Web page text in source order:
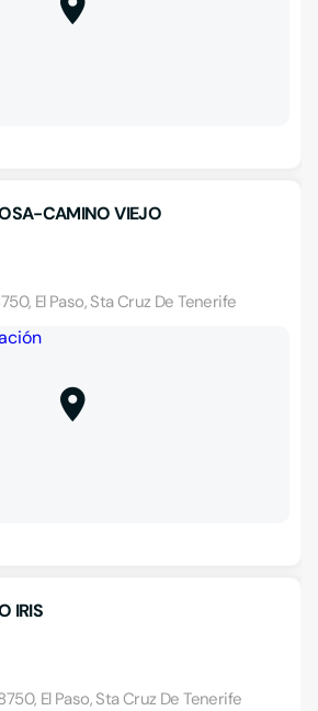
CAMINO VIEJO
El Paso, Sta Cruz De Tenerife
IRIS
El Paso, Sta Cruz De Tenerife